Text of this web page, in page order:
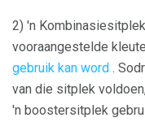
2) 'n
vooraangestelde
gebruik kan word .
van die sitplek
'n boostersitplek